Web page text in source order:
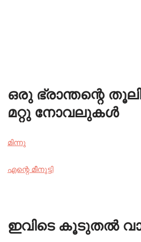
ഒരു ഭ്രാന്തന്റെ
മറ്റു നോവലുകൾ
മിന്നു
എന്റെ മീനുട്ടി
ഇവിടെ കൂടുതൽ